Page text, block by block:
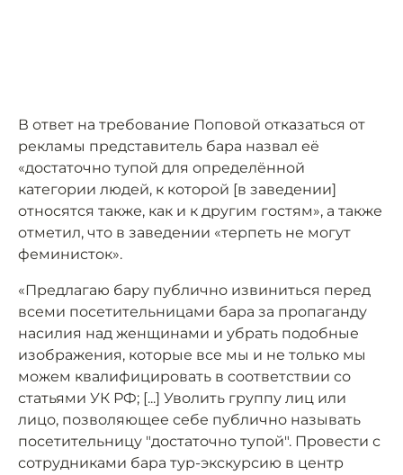
В ответ на требование Поповой отказаться от
рекламы представитель бара назвал её
«достаточно тупой для определённой
категории людей, к которой [в заведении]
относятся также, как и к другим гостям», а также
отметил, что в заведении «терпеть не могут
феминисток».
«Предлагаю бару публично извиниться перед
всеми посетительницами бара за пропаганду
насилия над женщинами и убрать подобные
изображения, которые все мы и не только мы
можем квалифицировать в соответствии со
статьями УК РФ; [...] Уволить группу лиц или
лицо, позволяющее себе публично называть
посетительницу "достаточно тупой". Провести с
сотрудниками бара тур-экскурсию в центр